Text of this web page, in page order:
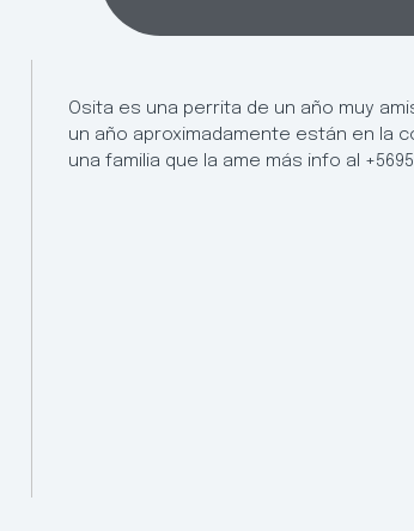
Osita es una perrita de un año muy
un año aproximadamente están en la
una familia que la ame más info al